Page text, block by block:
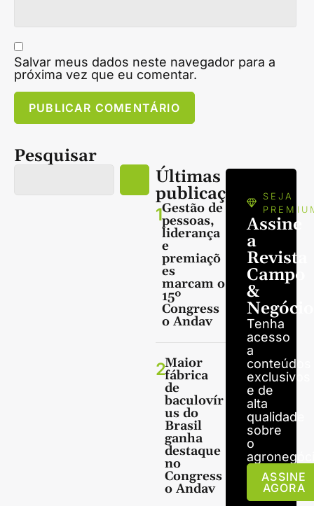
Salvar meus dados neste navegador para a
próxima vez que eu comentar.
Pesquisar
Últimas
publicações
1Gestão de
pessoas,
liderança
e
premiaçõ
es
marcam o
15º
Congress
o Andav
2Maior
fábrica
de
baculovír
us do
Brasil
ganha
destaque
no
Congress
o Andav
SEJA
Assine
a
Revista
Campo
&
Tenha
acesso
a
conteúdos
exclusivos
e de
alta
qualidade
sobre
o
ASSINE
AGORA